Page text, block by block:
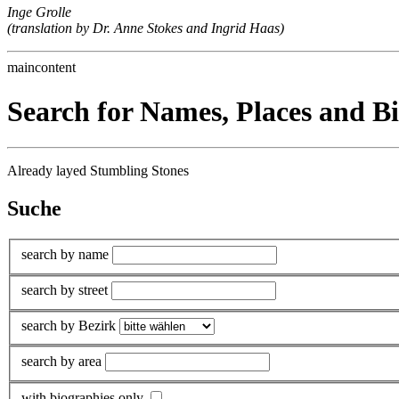
Inge Grolle
(translation by Dr. Anne Stokes and Ingrid Haas)
maincontent
Search for Names, Places and
Already layed Stumbling Stones
Suche
search by name
search by street
search by Bezirk
search by area